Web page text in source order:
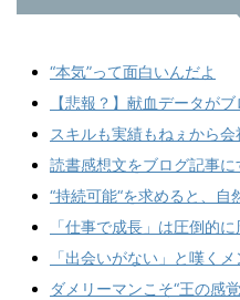
“本気”って面白いんだよ
【悲報？】献血データが
スキルも実績もねぇから
読書感想文をブログ記事に
“持続可能“を求めると、自
「仕事で成長」は圧倒的
「出会いがない」と嘆く
ダメリーマンこそ“王の感